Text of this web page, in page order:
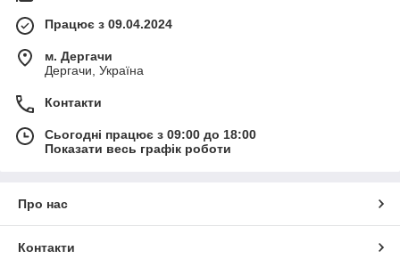
Працює з 09.04.2024
м. Дергачи
Дергачи, Україна
Контакти
Сьогодні працює з 09:00 до 18:00
Показати весь графік роботи
Про нас
Контакти